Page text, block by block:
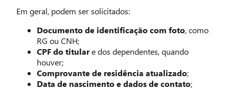
Em geral, podem ser solicitados:
Documento de identificação com foto, como
RG ou CNH;
CPF do titulare dos dependentes, quando
houver;
Comprovante de residência atualizado;
Data de nascimento e dados de contato;